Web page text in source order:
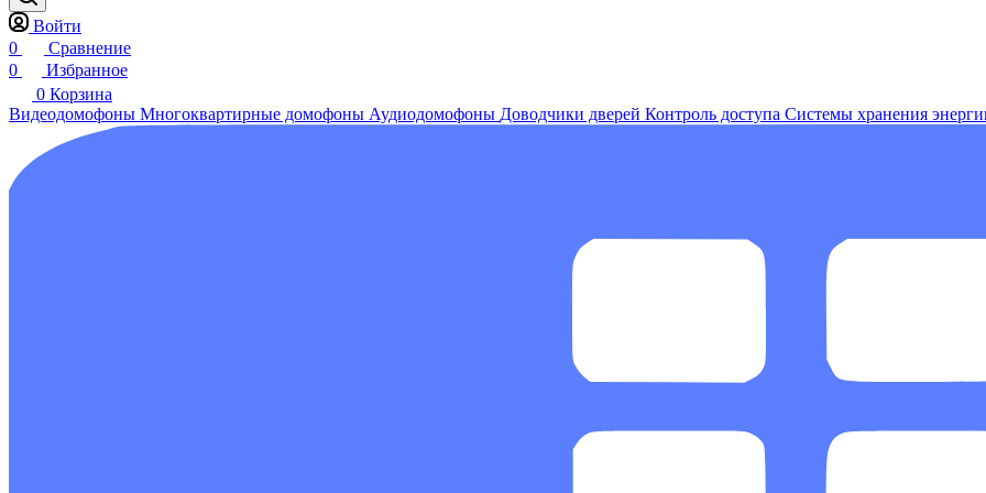
Войти
0
Сравнение
0
Избранное
0 Корзина
Видеодомофоны Многоквартирные домофоны Аудиодомофоны Доводчики дверей Контроль доступа Системы хранения